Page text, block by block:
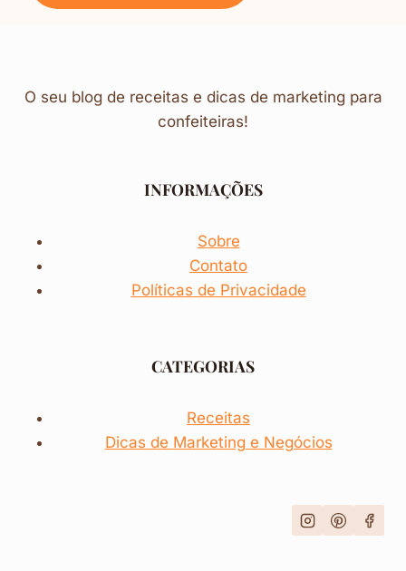
O seu blog de receitas e dicas de marketing para
confeiteiras!
INFORMAÇÕES
Sobre
Contato
Políticas de Privacidade
CATEGORIAS
Receitas
Dicas de Marketing e Negócios